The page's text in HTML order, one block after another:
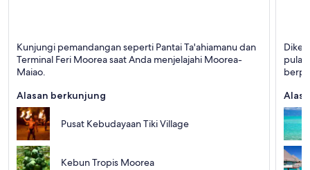
Kunjungi pemandangan seperti Pantai Ta'ahiamanu dan
Terminal Feri Moorea saat Anda menjelajahi Moorea-
Maiao.
Alasan berkunjung
Pusat Kebudayaan Tiki Village
Kebun Tropis Moorea
pulau